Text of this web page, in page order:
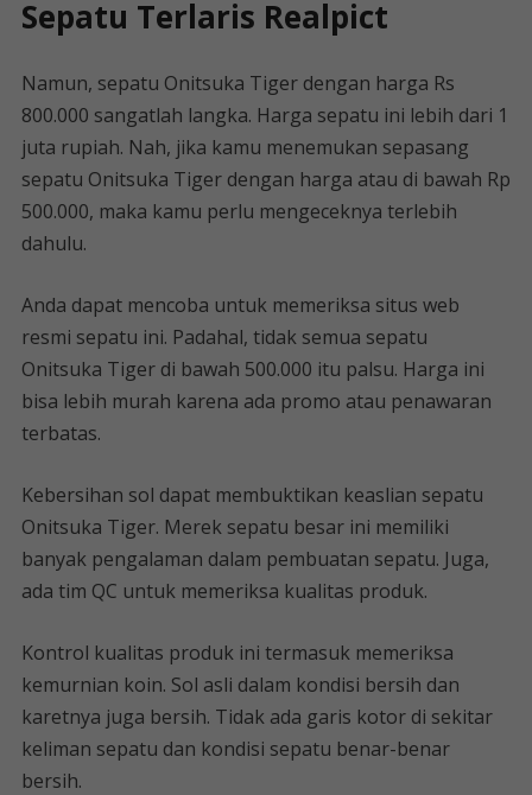
Sepatu Terlaris Realpict
Namun, sepatu Onitsuka Tiger dengan harga Rs
800.000 sangatlah langka. Harga sepatu ini lebih dari 1
juta rupiah. Nah, jika kamu menemukan sepasang
sepatu Onitsuka Tiger dengan harga atau di bawah Rp
500.000, maka kamu perlu mengeceknya terlebih
dahulu.
Anda dapat mencoba untuk memeriksa situs web
resmi sepatu ini. Padahal, tidak semua sepatu
Onitsuka Tiger di bawah 500.000 itu palsu. Harga ini
bisa lebih murah karena ada promo atau penawaran
terbatas.
Kebersihan sol dapat membuktikan keaslian sepatu
Onitsuka Tiger. Merek sepatu besar ini memiliki
banyak pengalaman dalam pembuatan sepatu. Juga,
ada tim QC untuk memeriksa kualitas produk.
Kontrol kualitas produk ini termasuk memeriksa
kemurnian koin. Sol asli dalam kondisi bersih dan
karetnya juga bersih. Tidak ada garis kotor di sekitar
keliman sepatu dan kondisi sepatu benar-benar
bersih.